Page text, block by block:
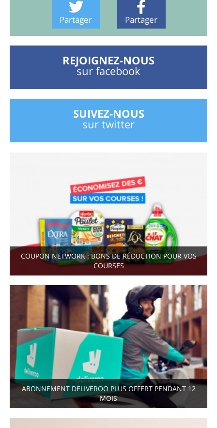
Partager Partager
REJOIGNEZ-NOUS
sur facebook
SUIVEZ-NOUS
sur twitter
COUPON NETWORK : BONS DE RÉDUCTION POUR VOS
COURSES
ABONNEMENT DELIVEROO PLUS OFFERT PENDANT 12
MOIS